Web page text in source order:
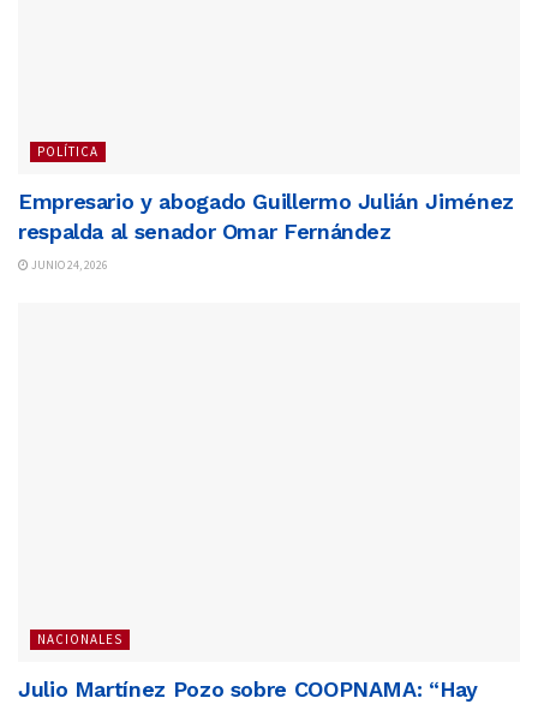
POLÍTICA
Empresario y abogado Guillermo Julián Jiménez
respalda al senador Omar Fernández
JUNIO 24, 2026
NACIONALES
Julio Martínez Pozo sobre COOPNAMA: “Hay